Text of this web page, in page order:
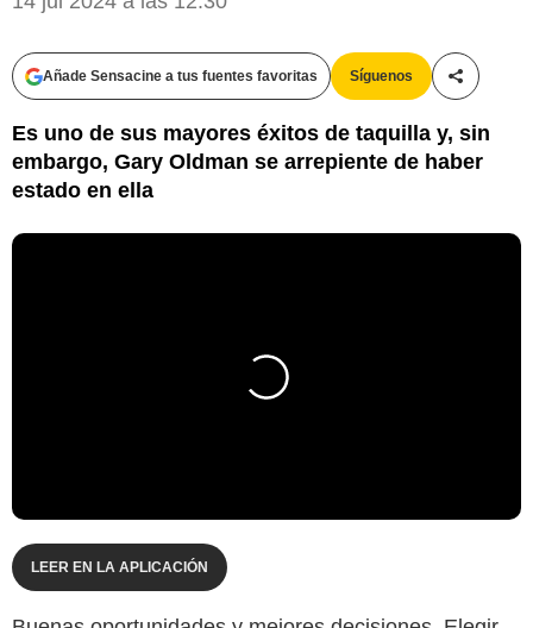
Añade Sensacine a tus fuentes favoritas Síguenos
Es uno de sus mayores éxitos de taquilla y, sin
embargo, Gary Oldman se arrepiente de haber
estado en ella
LEER EN LA APLICACIÓN